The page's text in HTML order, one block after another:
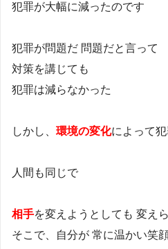
犯罪が大幅に減ったのです
犯罪が問題だ 問題だと言って
対策を講じても
犯罪は減らなかった
しかし、 環境の変化によって
人間も同じで
相手を変えようとしても 変え
そこで、自分が 常に温かい笑